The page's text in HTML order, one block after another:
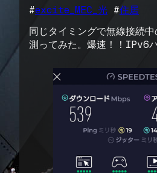
#excite_MEC_光 #住居
同じタイミングで無線接続
測ってみた。爆速！！IPv6